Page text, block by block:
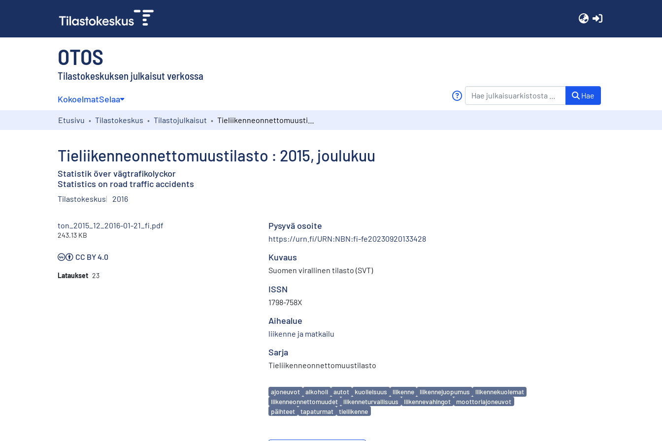
OTOS
Tilastokeskuksen julkaisut verkossa
KokoelmatSelaa Hae
Etusivu Tilastokeskus Tilastojulkaisut
Tieliikenneonnettomuustilasto : 2015, joulukuu
Statistik över vägtrafikolyckor
Statistics on road traffic accidents
Tilastokeskus 2016
ton_2015_12_2016-01-21_fi.pdf
243.13 KB
CC BY 4.0
Lataukset 23
Pysyvä osoite
https://urn.fi/URN:NBN:fi-fe20230920133428
Kuvaus
Suomen virallinen tilasto (SVT)
ISSN
1798-758X
Aihealue
liikenne ja matkailu
Sarja
Tieliikenneonnettomuustilasto
Avainsanat
ajoneuvot alkoholi autot kuolleisuus liikenne liikennejuopumus
liikennekuolemat
liikenneonnettomuudet
liikenneturvallisuus liikennevahingot
moottoriajoneuvot
päihteet
tapaturmat tieliikenne